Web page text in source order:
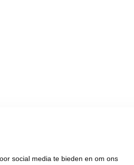
social media te bieden en om ons